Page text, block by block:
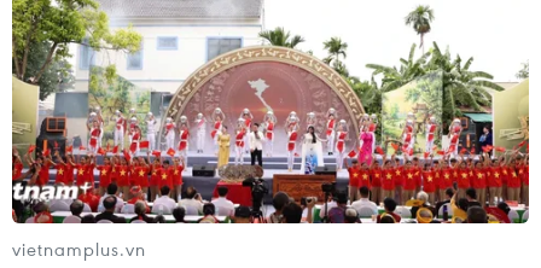
vietnamplus.vn